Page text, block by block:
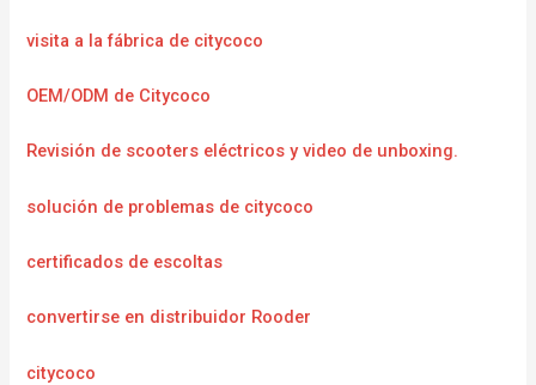
visita a la fábrica de citycoco
OEM/ODM de Citycoco
Revisión de scooters eléctricos y video de unboxing.
solución de problemas de citycoco
certificados de escoltas
convertirse en distribuidor Rooder
citycoco